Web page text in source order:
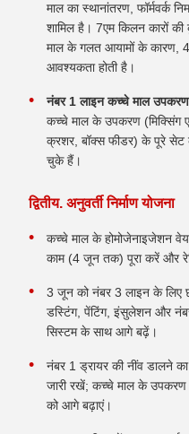
माल का स्थानांतरण, फॉर्मवर्क
शामिल है। 7एम किलन कारों
माल के गलत आयामों के कारण,
आवश्यकता होती है।
नंबर 1 लाइन कच्चे माल उपकरण
कच्चे माल के उपकरण (मिक्सिंग
क्रशर, बॉक्स फीडर) के पूरे सेट
चुके हैं।
द्वितीय. अनुवर्ती निर्माण योजना
कच्चे माल के होमोजेनाइजेशन
काम (4 जून तक) पूरा करें और
3 जून को नंबर 3 लाइन के लिए
डस्टिंग, पेंटिंग, इंसुलेशन और
सिस्टम के साथ आगे बढ़ें।
नंबर 1 ड्रायर की नींव डालने
जारी रखें; कच्चे माल के उपकरण
को आगे बढ़ाएं।